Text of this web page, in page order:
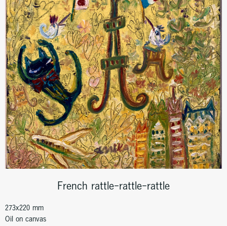
French rattle-rattle-rattle
273x220 mm
Oil on canvas